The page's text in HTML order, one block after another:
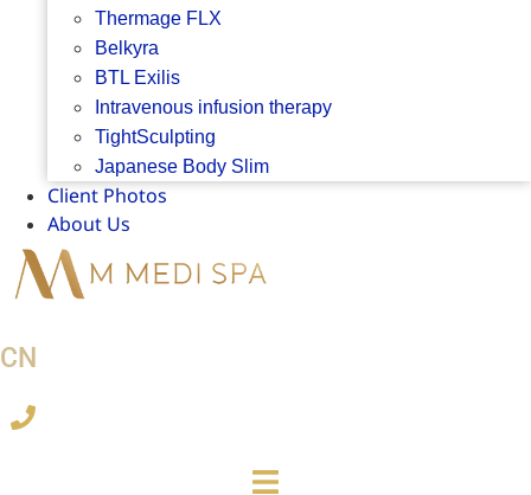
Thermage FLX
Belkyra
BTL Exilis
Intravenous infusion therapy
TightSculpting
Japanese Body Slim
Client Photos
About Us
CN